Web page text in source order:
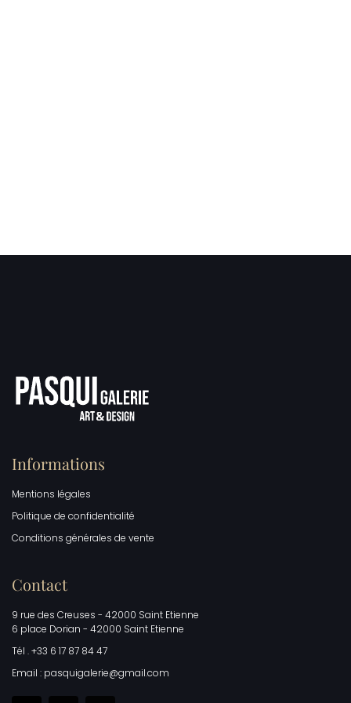
Informations
Mentions légales
Politique de confidentialité
Conditions générales de vente
Contact
9 rue des Creuses - 42000 Saint Etienne
6 place Dorian - 42000 Saint Etienne
Tél . +33 6 17 87 84 47
Email : pasquigalerie@gmail.com